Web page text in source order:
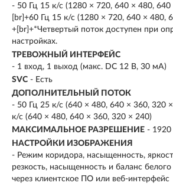
- 50 Гц 15 к/с (1280 × 720, 640 × 480,
[br]+60 Гц 15 к/с (1280 × 720, 640 × 480,
+[br]+*Четвертый поток доступен при
настройках.
ТРЕВОЖНЫЙ ИНТЕРФЕЙС
- 1 вход, 1 выход (макс. DC 12 В, 30 мA)
SVC - Есть
ДОПОЛНИТЕЛЬНЫЙ ПОТОК
- 50 Гц 25 к/с (640 × 480, 640 × 360, 320
к/с (640 × 480, 640 × 360, 320 × 240)
МАКСИМАЛЬНОЕ РАЗРЕШЕНИЕ -
НАСТРОЙКИ ИЗОБРАЖЕНИЯ
- Режим коридора, насыщенность,
резкость, насыщенность и баланс
через клиентское ПО или веб-интерфейс